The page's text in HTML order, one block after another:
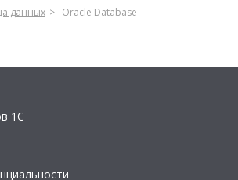
данных
Oracle Database
1С